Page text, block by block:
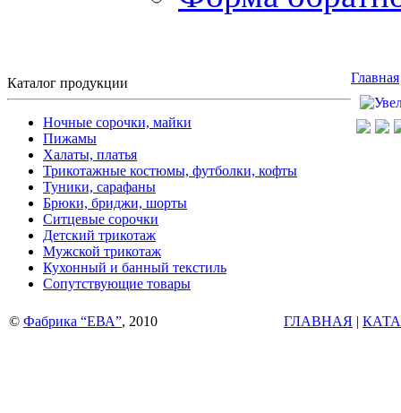
Каталог продукции
Ночные сорочки, майки
Пижамы
Халаты, платья
Трикотажные костюмы, футболки, кофты
Туники, сарафаны
Брюки, бриджи, шорты
Ситцевые сорочки
Детский трикотаж
Мужской трикотаж
Кухонный и банный текстиль
Сопутствующие товары
Главная
© Фабрика “ЕВА”, 2010 ГЛАВНАЯ |